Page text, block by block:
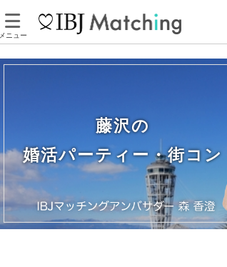
メニュー
藤沢の
婚活パーティー・街コン